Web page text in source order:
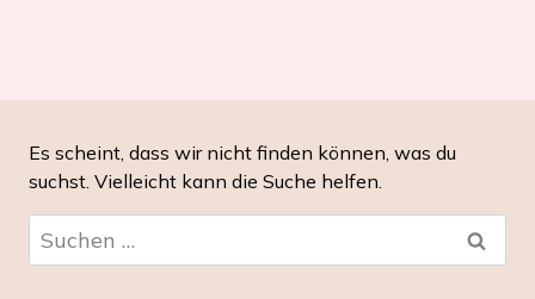
Es scheint, dass wir nicht finden können, was du
suchst. Vielleicht kann die Suche helfen.
Suchen